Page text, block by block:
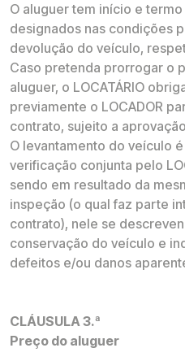
O aluguer tem início e
designados nas condições
devolução do veículo,
Caso pretenda prorrogar o
aluguer, o LOCATÁRIO
previamente o LOCADOR
contrato, sujeito a
O levantamento do veículo
verificação conjunta pelo
sendo em resultado da
inspeção (o qual faz parte
contrato), nele se
conservação do veículo e
defeitos e/ou danos
CLÁUSULA 3.ª
Preço do aluguer